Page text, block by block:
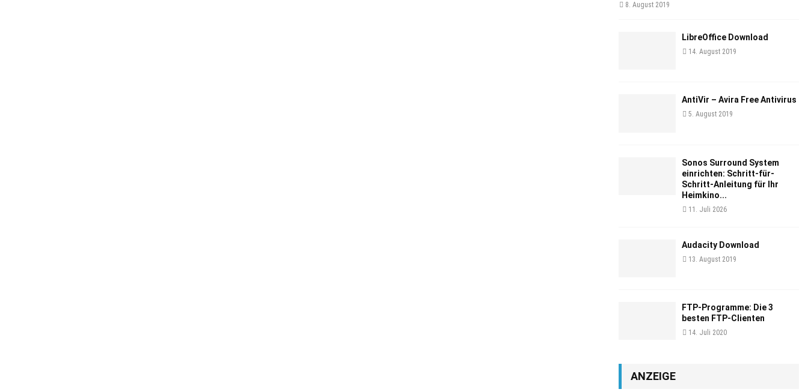
8. August 2019
LibreOffice Download
14. August 2019
AntiVir – Avira Free Antivirus
5. August 2019
Sonos Surround System
einrichten: Schritt-für-
Schritt-Anleitung für Ihr
Heimkino...
11. Juli 2026
Audacity Download
13. August 2019
FTP-Programme: Die 3
besten FTP-Clienten
14. Juli 2020
ANZEIGE